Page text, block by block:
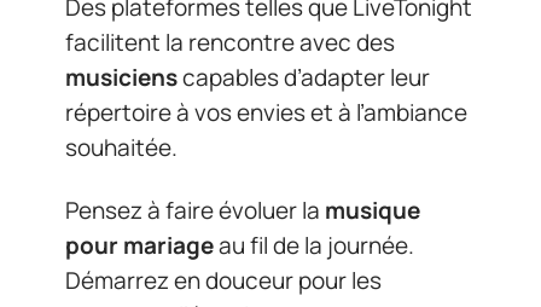
Des plateformes telles que LiveTonight
facilitent la rencontre avec des
musicienscapables d’adapter leur
répertoire à vos envies et à l’ambiance
souhaitée.
Pensez à faire évoluer la musique
pour mariageau fil de la journée.
Démarrez en douceur pour les